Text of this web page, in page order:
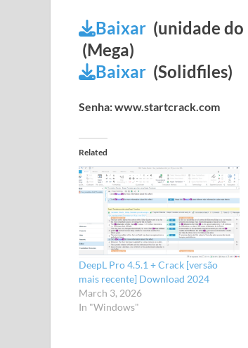
Baixar (unidade
(Mega)
Baixar (Solidfiles)
Senha: www.startcrack.com
Related
DeepL Pro 4.5.1 + Crack [versão
mais recente] Download 2024
March 3, 2026
In "Windows"